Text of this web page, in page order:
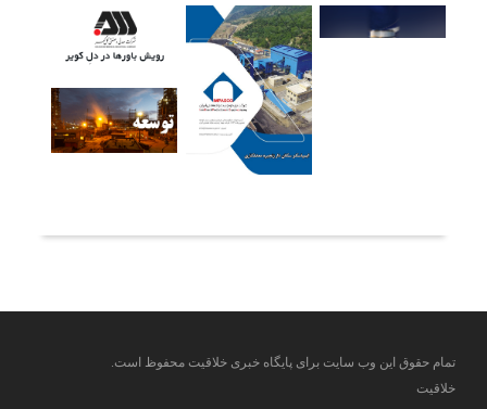
تمام حقوق این وب سایت برای پایگاه خبری خلاقیت محفوظ است.
خلاقیت